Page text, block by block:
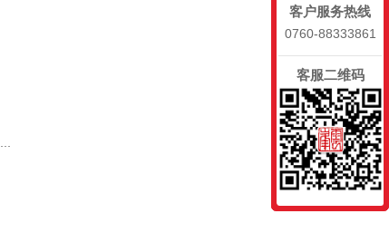
客户服务热线
0760-88333861
客服二维码